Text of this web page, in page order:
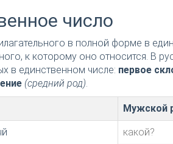
число
в полной форме в
к которому оно относится. В
в единственном числе: первое
(средний род).
Мужской
какой?